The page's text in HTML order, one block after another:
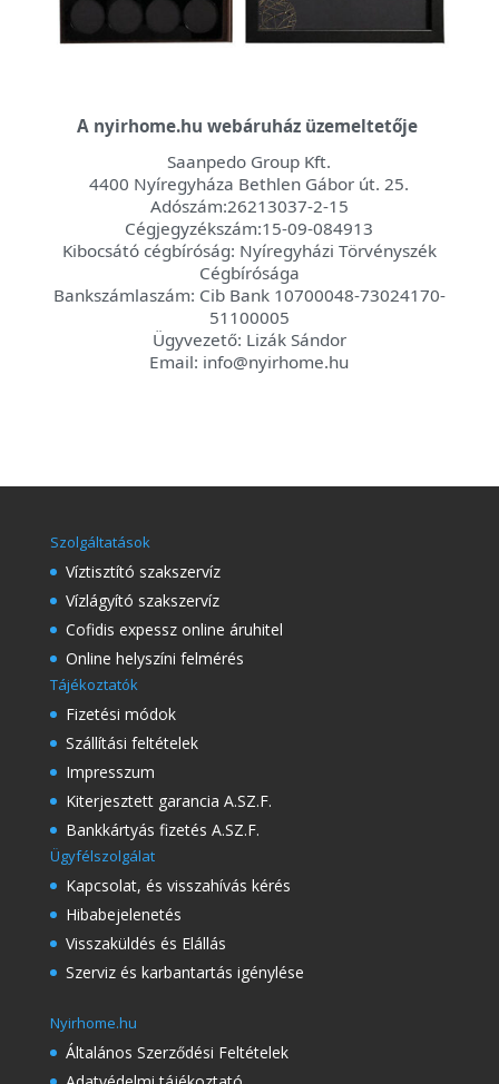
A nyirhome.hu webáruház üzemeltetője
Saanpedo Group Kft.
4400 Nyíregyháza Bethlen Gábor út. 25.
Adószám:26213037-2-15
Cégjegyzékszám:15-09-084913
Kibocsátó cégbíróság: Nyíregyházi Törvényszék
Cégbírósága
Bankszámlaszám: Cib Bank 10700048-73024170-
51100005
Ügyvezető: Lizák Sándor
Email: info@nyirhome.hu
Szolgáltatások
Víztisztító szakszervíz
Vízlágyító szakszervíz
Cofidis expessz online áruhitel
Online helyszíni felmérés
Tájékoztatók
Fizetési módok
Szállítási feltételek
Impresszum
Kiterjesztett garancia A.SZ.F.
Bankkártyás fizetés A.SZ.F.
Ügyfélszolgálat
Kapcsolat, és visszahívás kérés
Hibabejelenetés
Visszaküldés és Elállás
Szerviz és karbantartás igénylése
Nyirhome.hu
Általános Szerződési Feltételek